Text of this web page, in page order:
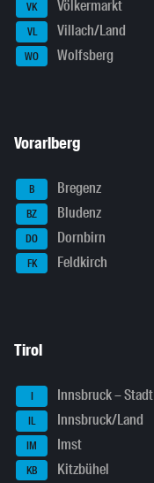
VK Völkermarkt
VL Villach/Land
WO Wolfsberg
Vorarlberg
B Bregenz
BZ Bludenz
DO Dornbirn
FK Feldkirch
Tirol
I Innsbruck – Stadt
IL Innsbruck/Land
IM Imst
KB Kitzbühel